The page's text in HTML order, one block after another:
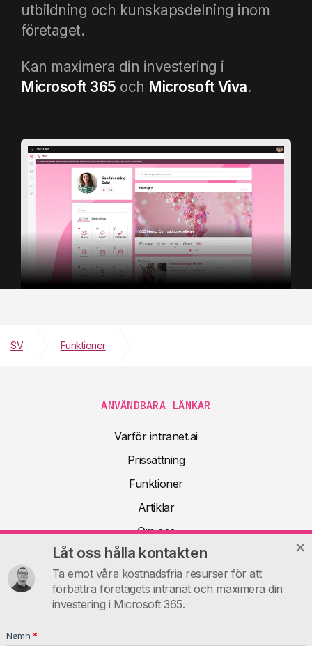
utbildning och kunskapsdelning inom
företaget.
Kan maximera din investering i
Microsoft 365 och Microsoft Viva.
Låt oss hålla kontakten
Ta emot våra kostnadsfria resurser för att
förbättra företagets intranät och maximera din
investering i Microsoft 365.
Namn *
SV Funktioner
ANVÄNDBARA LÄNKAR
Varför intranet.ai
Prissättning
Funktioner
Artiklar
Om oss
Teknisk dokumentation
FAQ
Kontakt